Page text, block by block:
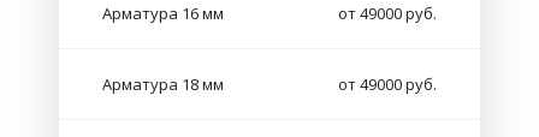
Арматура 16 мм от 49000 руб.
Арматура 18 мм от 49000 руб.